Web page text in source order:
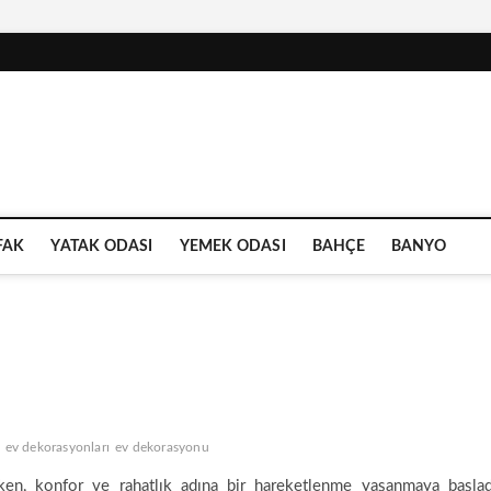
YATAK ODASI YEMEK ODASI BAHÇE BANYO
ev dekorasyonları ev dekorasyonu
konfor ve rahatlık adına bir hareketlenme yaşanmaya